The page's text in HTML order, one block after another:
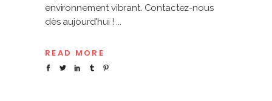
environnement vibrant. Contactez-nous
dès aujourd'hui !
READ MORE